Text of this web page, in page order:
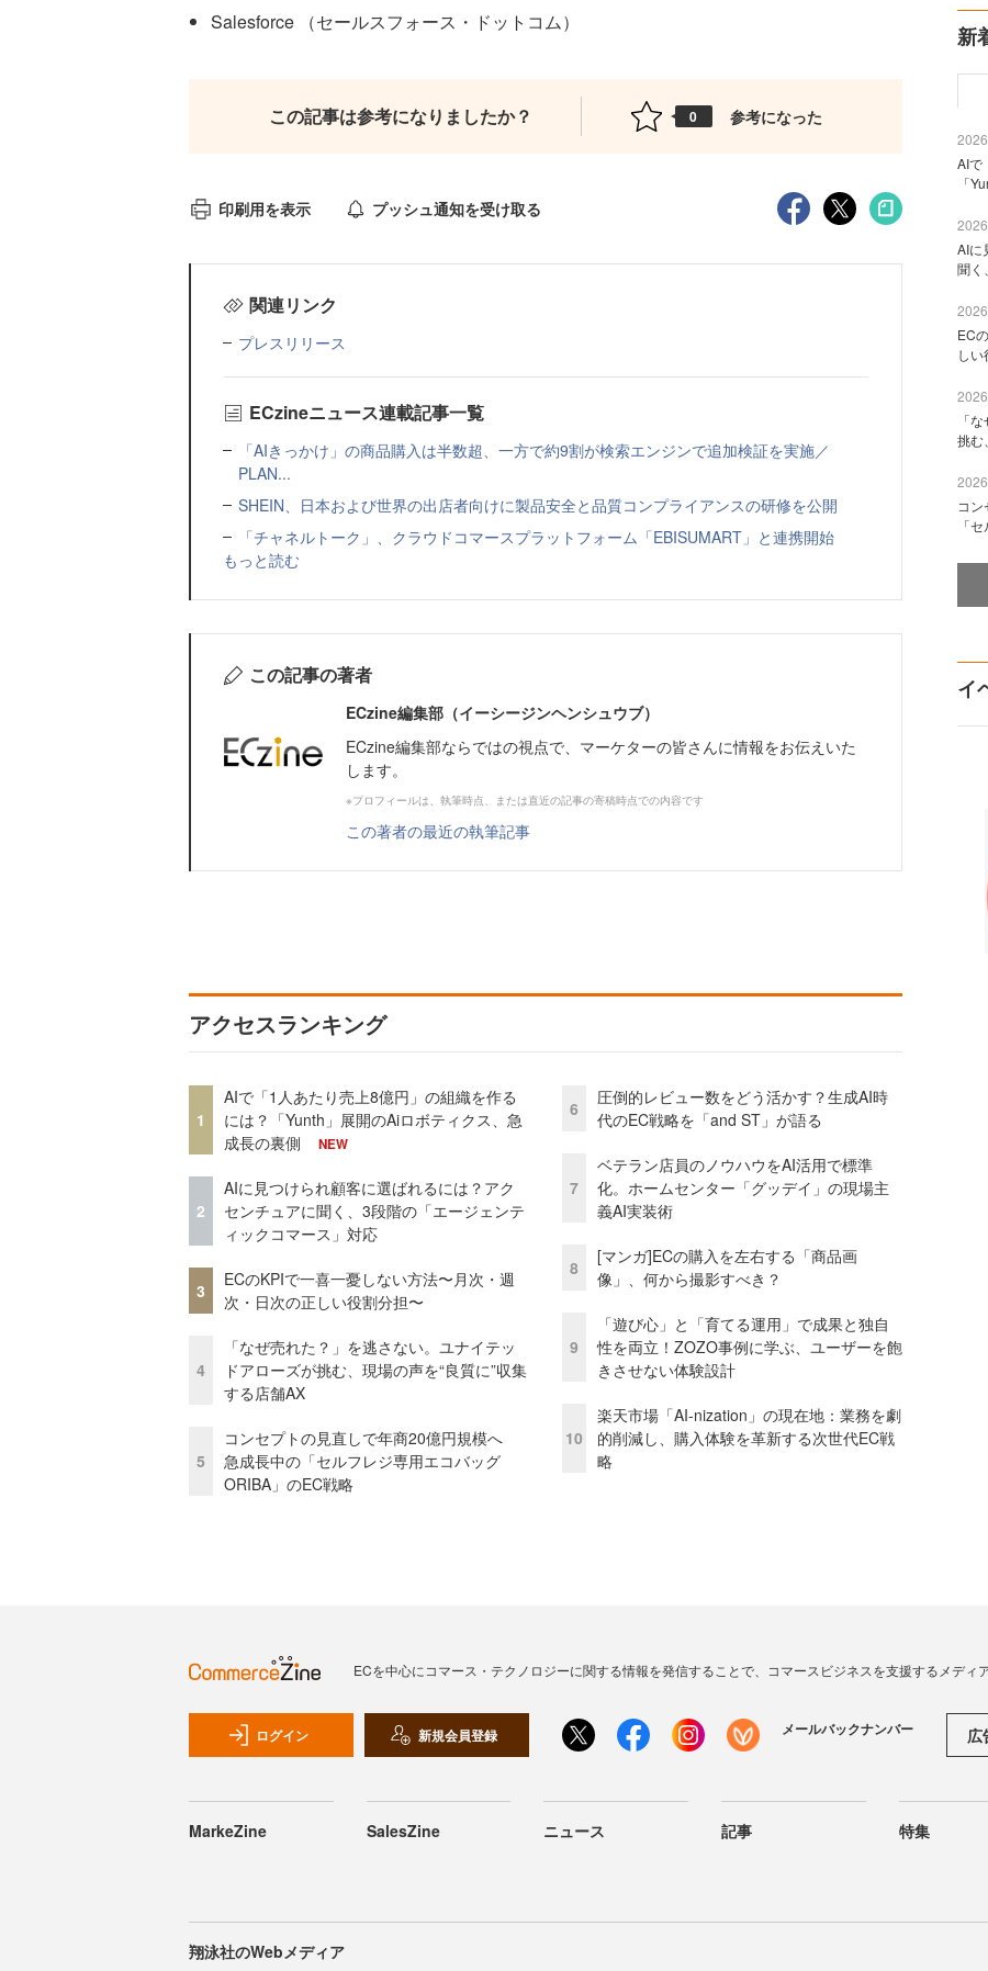
Salesforce （セールスフォース・ドットコム）
この記事は参考になりましたか？ 0 参考になった
印刷用を表示 プッシュ通知を受け取る
関連リンク
プレスリリース
ECzineニュース連載記事一覧
「AIきっかけ」の商品購入は半数超、一方で約9割が検索エンジンで追加検証を実施／
PLAN...
SHEIN、日本および世界の出店者向けに製品安全と品質コンプライアンスの研修を公開
「チャネルトーク」、クラウドコマースプラットフォーム「EBISUMART」と連携開始
もっと読む
この記事の著者
ECzine編集部（イーシージンヘンシュウブ）
ECzine編集部ならではの視点で、マーケターの皆さんに情報をお伝えいた
します。
※プロフィールは、執筆時点、または直近の記事の寄稿時点での内容です
この著者の最近の執筆記事
アクセスランキング
1
AIで「1人あたり売上8億円」の組織を作る
には？「Yunth」展開のAiロボティクス、急
成長の裏側
NEW
2
AIに見つけられ顧客に選ばれるには？アク
センチュアに聞く、3段階の「エージェンテ
ィックコマース」対応
3
ECのKPIで一喜一憂しない方法〜月次・週
次・日次の正しい役割分担〜
4
「なぜ売れた？」を逃さない。ユナイテッ
ドアローズが挑む、現場の声を“良質に”収集
する店舗AX
5
コンセプトの見直しで年商20億円規模へ
急成長中の「セルフレジ専用エコバッグ
ORIBA」のEC戦略
6
圧倒的レビュー数をどう活かす？生成AI時
代のEC戦略を「and ST」が語る
7
ベテラン店員のノウハウをAI活用で標準
化。ホームセンター「グッデイ」の現場主
義AI実装術
8
[マンガ]ECの購入を左右する「商品画
像」、何から撮影すべき？
9
「遊び心」と「育てる運用」で成果と独自
性を両立！ZOZO事例に学ぶ、ユーザーを飽
きさせない体験設計
10
楽天市場「AI-nization」の現在地：業務を劇
的削減し、購入体験を革新する次世代EC戦
略
新
AIで
「
AIに
聞く
EC
し
「
挑む
コ
「
イ
ECを中心にコマース・テクノロジーに関する情報を発信することで、コマースビジネスを支援するメディア
ログイン 新規会員登録 メールバックナンバー 広
MarkeZine SalesZine ニュース 記事 特集
翔泳社のWebメディア